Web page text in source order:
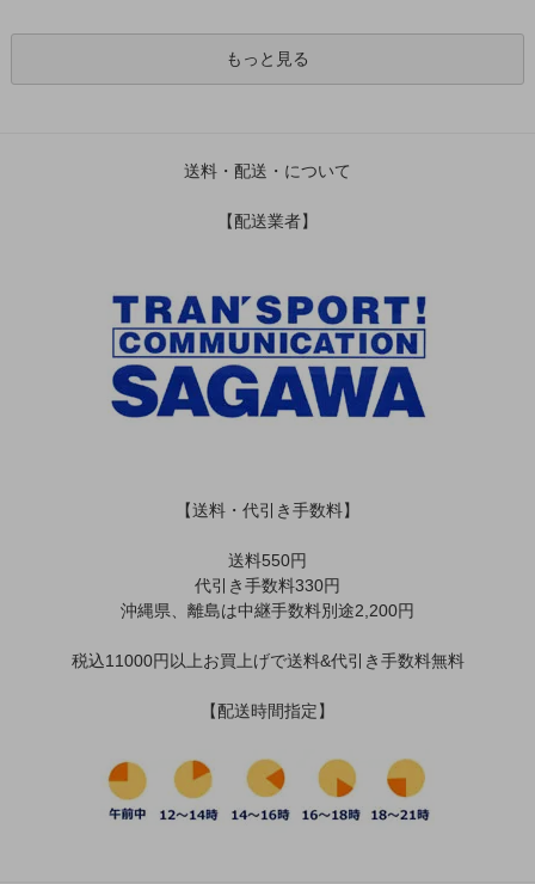
もっと見る
送料・配送・について
【配送業者】
【送料・代引き手数料】
送料550円
代引き手数料330円
沖縄県、離島は中継手数料別途2,200円
税込11000円以上お買上げで送料&代引き手数料無料
【配送時間指定】